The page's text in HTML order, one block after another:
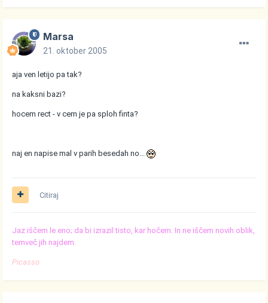
Marsa
21. oktober 2005
aja ven letijo pa tak?
na kaksni bazi?
hocem rect - v cem je pa sploh finta?
naj en napise mal v parih besedah no...
Citiraj
Jaz iščem le eno; da bi izrazil tisto, kar hočem. In ne iščem novih oblik,
temveč jih najdem.
Picasso